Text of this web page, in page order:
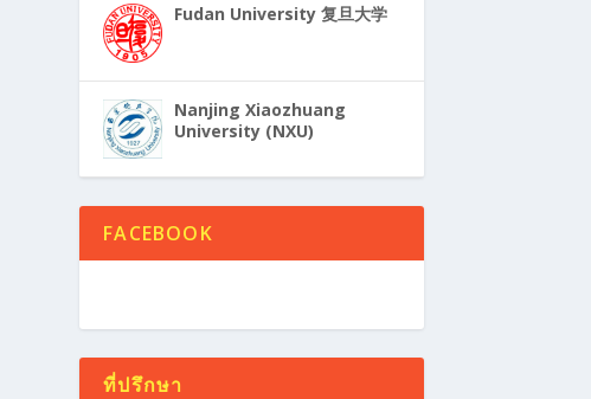
Fudan University 复旦大学
Nanjing Xiaozhuang
University (NXU)
FACEBOOK
ที่ปรึกษา